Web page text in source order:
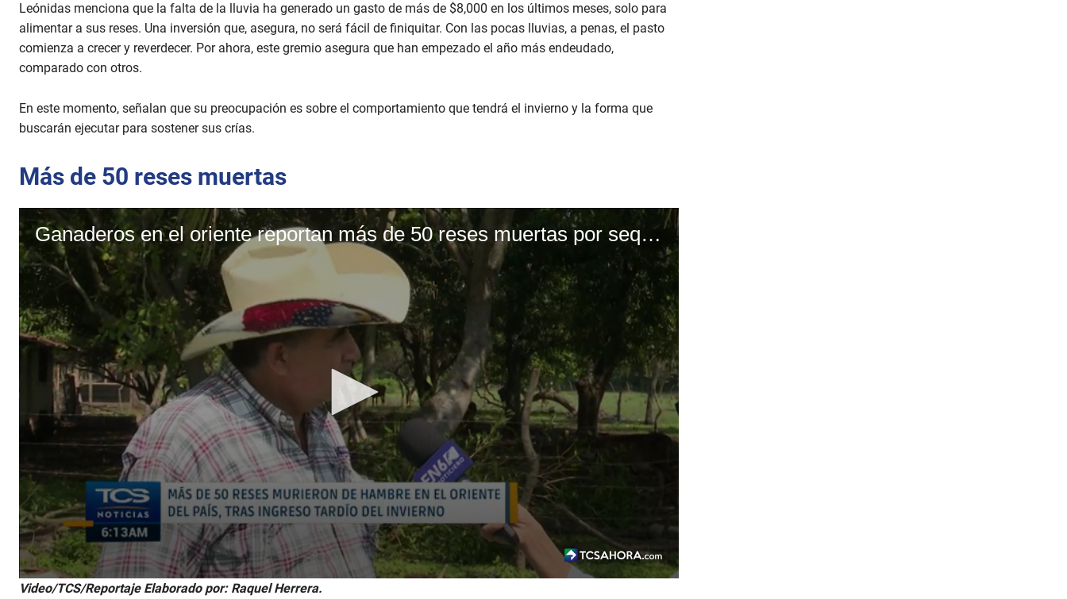
Leónidas menciona que la falta de la lluvia ha generado un gasto de más de $8,000 en los últimos meses, solo para
alimentar a sus reses. Una inversión que, asegura, no será fácil de finiquitar. Con las pocas lluvias, a penas, el pasto
comienza a crecer y reverdecer. Por ahora, este gremio asegura que han empezado el año más endeudado,
comparado con otros.
En este momento, señalan que su preocupación es sobre el comportamiento que tendrá el invierno y la forma que
buscarán ejecutar para sostener sus crías.
Más de 50 reses muertas
Video/TCS/Reportaje Elaborado por: Raquel Herrera.